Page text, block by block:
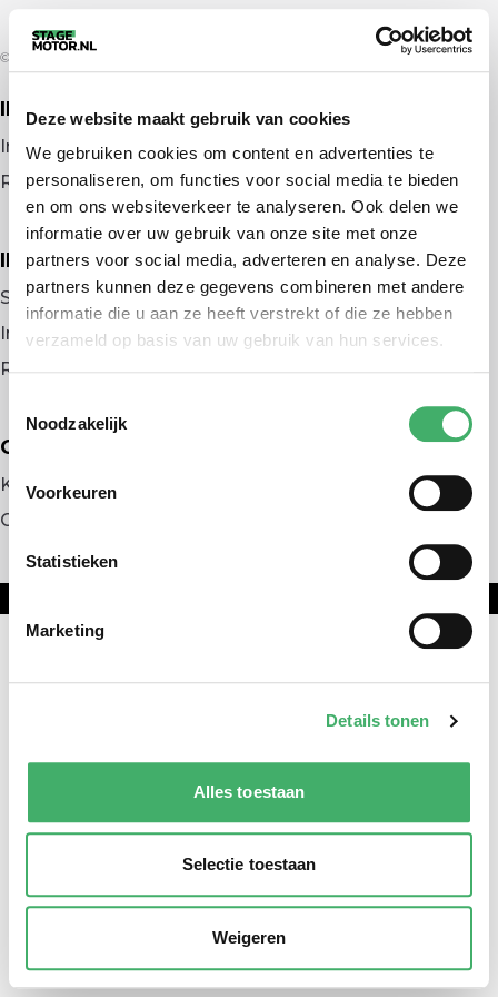
Deze website maakt gebruik van cookies
We gebruiken cookies om content en advertenties te
personaliseren, om functies voor social media te bieden
en om ons websiteverkeer te analyseren. Ook delen we
informatie over uw gebruik van onze site met onze
partners voor social media, adverteren en analyse. Deze
partners kunnen deze gegevens combineren met andere
informatie die u aan ze heeft verstrekt of die ze hebben
verzameld op basis van uw gebruik van hun services.
Noodzakelijk
Voorkeuren
Statistieken
Marketing
Details tonen
Alles toestaan
Selectie toestaan
Weigeren
© 2026 door stagemotor.nl
IK ZOEK EEN BAAN
Inloggen
Registreren
IK BEN WERKGEVER
Stage plaatsen
Inloggen
Registreren
OVER ONS
Kennismaken met MELON
Contact